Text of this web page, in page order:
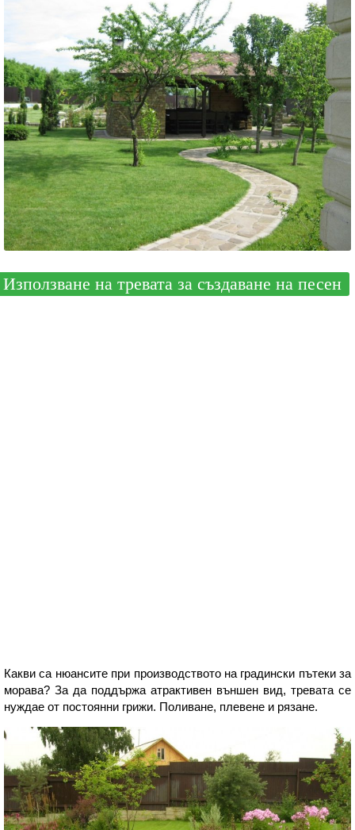
Използване на тревата за създаване на песен
Какви са нюансите при производството на градински пътеки за
морава? За да поддържа атрактивен външен вид, тревата се
нуждае от постоянни грижи. Поливане, плевене и рязане.